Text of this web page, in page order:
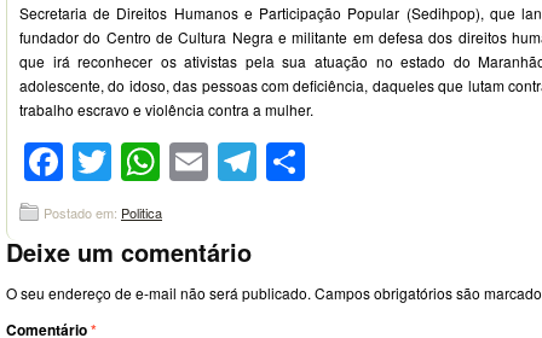
Secretaria de Direitos Humanos e Participação Popular (Sedihpop), que
fundador do Centro de Cultura Negra e militante em defesa dos direitos
que irá reconhecer os ativistas pela sua atuação no estado do
adolescente, do idoso, das pessoas com deficiência, daqueles que lutam
trabalho escravo e violência contra a mulher.
Facebook
Twitter
WhatsApp
EmailTelegram
Postado em: Politica
Deixe um comentário
O seu endereço de e-mail não será publicado. Campos obrigatórios são
Comentário*